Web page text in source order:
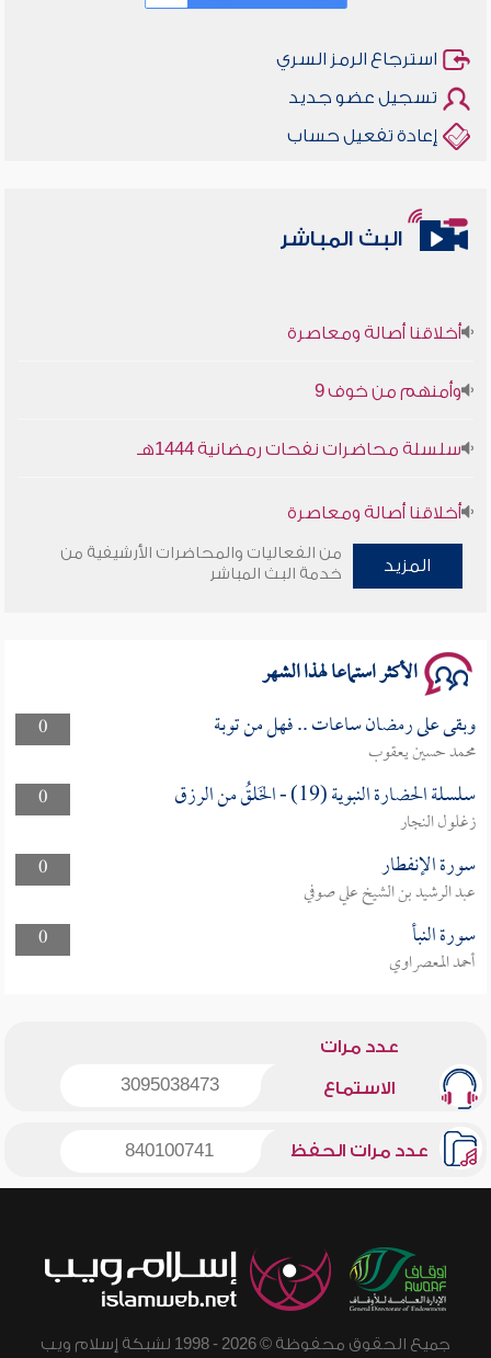
استرجاع الرمز السري
تسجيل عضو جديد
إعادة تفعيل حساب
البث المباشر
أخلاقنا أصالة ومعاصرة
وأمنهم من خوف 9
سلسلة محاضرات نفحات رمضانية 1444هـ
أخلاقنا أصالة ومعاصرة
وأمنهم من خوف 9
المزيد
من الفعاليات والمحاضرات الأرشيفية من
خدمة البث المباشر
الأكثر استماعا لهذا الشهر
0 وبقى على رمضان ساعات .. فهل من توبة
محمد حسين يعقوب
0
سلسلة الحضارة النبوية (19) - الخَلقُ من الرزق
زغلول النجار
0
سورة الإنفطار
عبد الرشيد بن الشيخ علي صوفي
0
سورة النبأ
أحمد المعصراوي
عدد مرات
الاستماع 3095038473
عدد مرات الحفظ 840100741
جميع الحقوق محفوظة © 2026 - 1998 لشبكة إسلام ويب